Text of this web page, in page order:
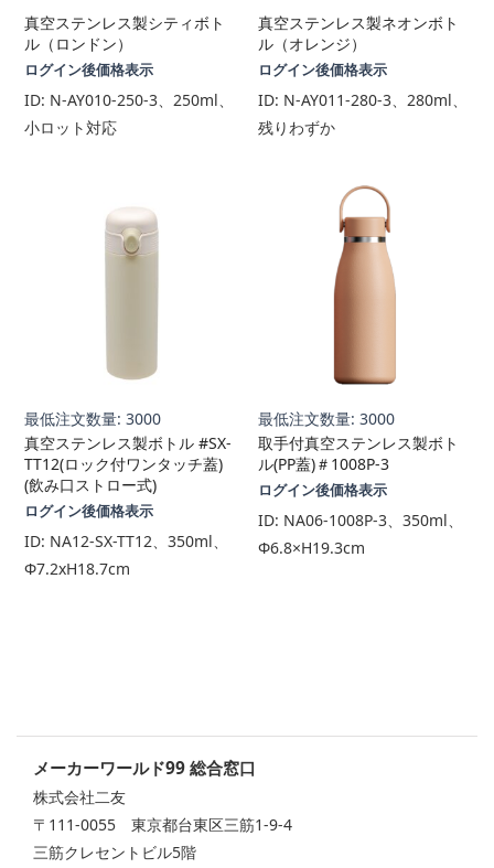
真空ステンレス製シティボト
ル（ロンドン）
ログイン後価格表示
ID: N-AY010-250-3、250ml、
小ロット対応
真空ステンレス製ネオンボト
ル（オレンジ）
ログイン後価格表示
ID: N-AY011-280-3、280ml、
残りわずか
最低注文数量: 3000
真空ステンレス製ボトル #SX-
TT12(ロック付ワンタッチ蓋)
(飲み口ストロー式)
ログイン後価格表示
ID: NA12-SX-TT12、350ml、
Φ7.2xH18.7cm
最低注文数量: 3000
取手付真空ステンレス製ボト
ル(PP蓋)＃1008P-3
ログイン後価格表示
ID: NA06-1008P-3、350ml、
Φ6.8×H19.3cm
メーカーワールド99 総合窓口
株式会社二友
〒111-0055 東京都台東区三筋1-9-4
三筋クレセントビル5階